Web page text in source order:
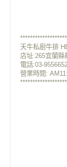
天牛私廚牛排
店址:265宜蘭縣
電話:03-
營業時間: